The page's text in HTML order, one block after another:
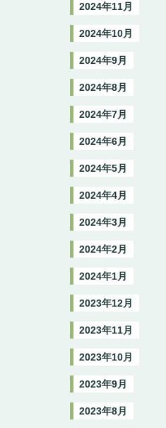
2024年11月
2024年10月
2024年9月
2024年8月
2024年7月
2024年6月
2024年5月
2024年4月
2024年3月
2024年2月
2024年1月
2023年12月
2023年11月
2023年10月
2023年9月
2023年8月